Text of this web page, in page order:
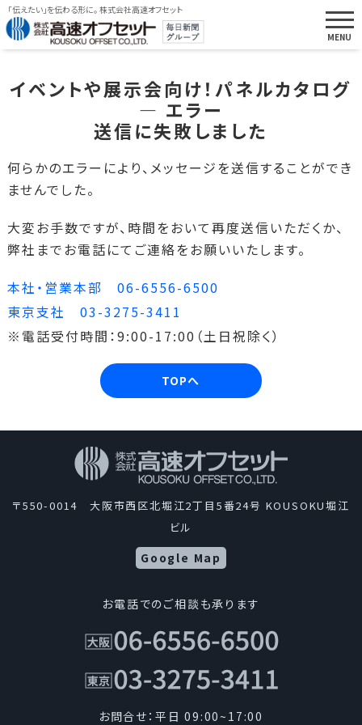
「伝えたい」を伝わる形に。 株式会社高速オフセット
イベントや展示会向け！パネルカタログ
― エラー
送信に失敗しました
何らかのエラーにより、メッセージを送信することができ
ませんでした。
大変お手数ですが、時間をおいて再度送信いただくか、
弊社までお電話にてご連絡をお願いいたします。
本社・営業本部 06-6556-6500
東京支社 03-3275-3411
※電話受付時間：9:00-17:00（土日祝除く）
TOPへ
〒550-0014 大阪市西区北堀江2丁目5番24号 KOUSOKU堀江
ビル
Google Map
お電話でのご相談も承ります
お問合せ：平日 09:00~17:00